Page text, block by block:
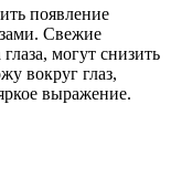
появление
Свежие
могут снизить
вокруг глаз,
выражение.